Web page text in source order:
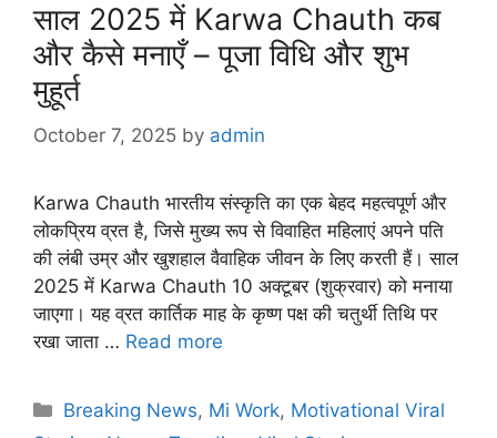
साल 2025 में Karwa Chauth कब
और कैसे मनाएँ – पूजा विधि और शुभ
मुहूर्त
October 7, 2025 by admin
Karwa Chauth भारतीय संस्कृति का एक बेहद महत्वपूर्ण और
लोकप्रिय व्रत है, जिसे मुख्य रूप से विवाहित महिलाएं अपने पति
की लंबी उम्र और खुशहाल वैवाहिक जीवन के लिए करती हैं। साल
2025 में Karwa Chauth 10 अक्टूबर (शुक्रवार) को मनाया
जाएगा। यह व्रत कार्तिक माह के कृष्ण पक्ष की चतुर्थी तिथि पर
रखा जाता … Read more
Categories
Breaking News, Mi Work, Motivational Viral